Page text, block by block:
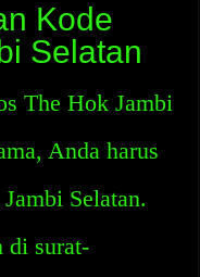
Kode
Selatan
The Hok Jambi
Anda harus
Selatan.
di surat-